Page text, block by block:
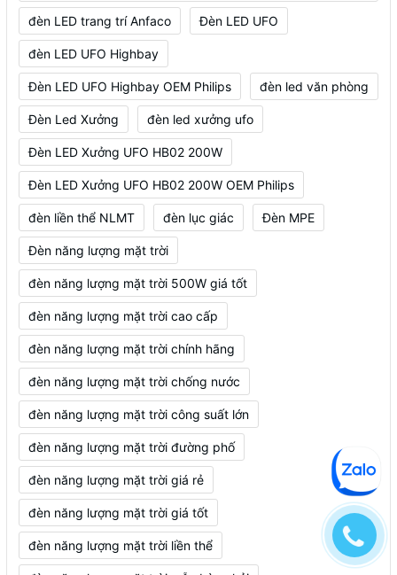
đèn LED trang trí Anfaco Đèn LED UFO
đèn LED UFO Highbay
Đèn LED UFO Highbay OEM Philips đèn led văn phòng
Đèn Led Xưởng đèn led xưởng ufo
Đèn LED Xưởng UFO HB02 200W
Đèn LED Xưởng UFO HB02 200W OEM Philips
đèn liền thể NLMT đèn lục giác Đèn MPE
Đèn năng lượng mặt trời
đèn năng lượng mặt trời 500W giá tốt
đèn năng lượng mặt trời cao cấp
đèn năng lượng mặt trời chính hãng
đèn năng lượng mặt trời chống nước
đèn năng lượng mặt trời công suất lớn
đèn năng lượng mặt trời đường phố
đèn năng lượng mặt trời giá rẻ
đèn năng lượng mặt trời giá tốt
đèn năng lượng mặt trời liền thể